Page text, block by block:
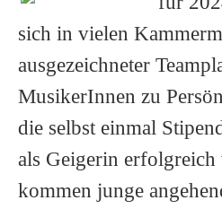
sich in vielen
ausgezeichneter
MusikerInnen zu
die selbst einmal
als Geigerin
kommen junge